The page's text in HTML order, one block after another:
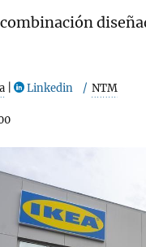
Linkedin NTM